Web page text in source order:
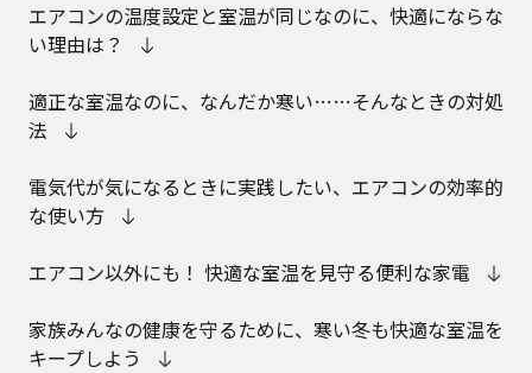
エアコンの温度設定と室温が同じなのに、快適にならな
い理由は？
適正な室温なのに、なんだか寒い……そんなときの対処
法
電気代が気になるときに実践したい、エアコンの効率的
な使い方
エアコン以外にも！ 快適な室温を見守る便利な家電
家族みんなの健康を守るために、寒い冬も快適な室温を
キープしよう